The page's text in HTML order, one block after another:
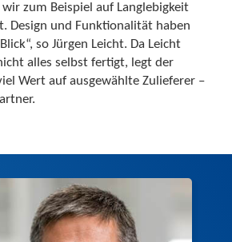
zum Beispiel auf Langlebigkeit
Design und Funktionalität haben
so Jürgen Leicht. Da Leicht
alles selbst fertigt, legt der
Wert auf ausgewählte Zulieferer –